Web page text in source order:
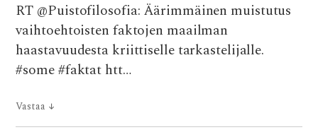
RT @Puistofilosofia: Äärimmäinen muistutus
vaihtoehtoisten faktojen maailman
haastavuudesta kriittiselle tarkastelijalle.
#some #faktat htt…
Vastaa ↓